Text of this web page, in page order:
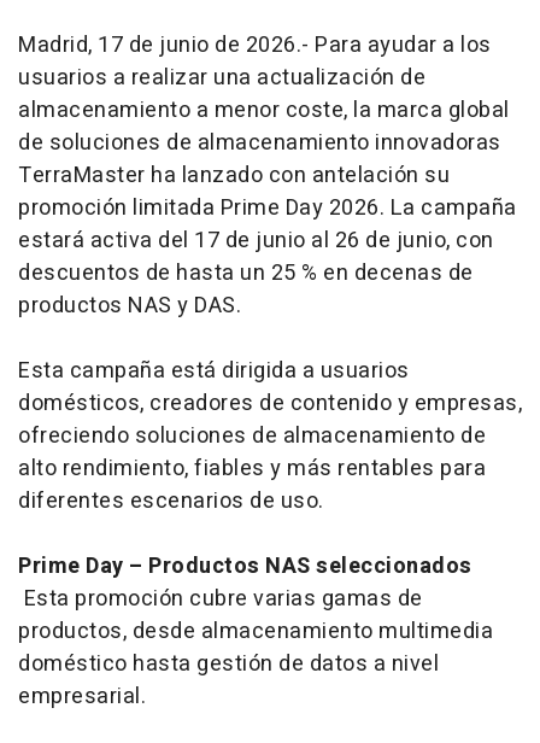
Madrid, 17 de junio de 2026.- Para ayudar a los
usuarios a realizar una actualización de
almacenamiento a menor coste, la marca global
de soluciones de almacenamiento innovadoras
TerraMaster ha lanzado con antelación su
promoción limitada Prime Day 2026. La campaña
estará activa del 17 de junio al 26 de junio, con
descuentos de hasta un 25 % en decenas de
productos NAS y DAS.
Esta campaña está dirigida a usuarios
domésticos, creadores de contenido y empresas,
ofreciendo soluciones de almacenamiento de
alto rendimiento, fiables y más rentables para
diferentes escenarios de uso.
Prime Day – Productos NAS seleccionados
Esta promoción cubre varias gamas de
productos, desde almacenamiento multimedia
doméstico hasta gestión de datos a nivel
empresarial.